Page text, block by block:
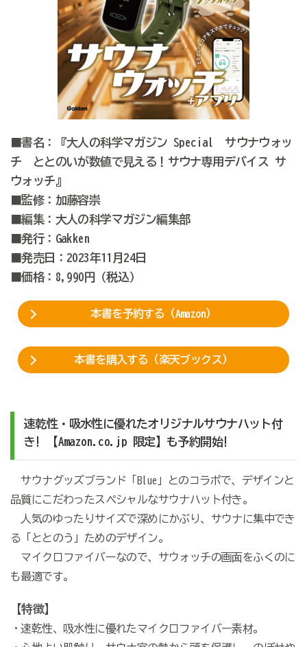
■書名：『大人の科学マガジン Special サウナウォッ
チ ととのいが数値で見える！サウナ専用デバイス サ
ウォッチ』
■監修：加藤容崇
■編集：大人の科学マガジン編集部
■発行：Gakken
■発売日：2023年11月24日
■価格：8,990円（税込）
本書を予約する（Amazon）
本書を購入する（楽天ブックス）
速乾性・吸水性に優れたオリジナルサウナハット付
き! 【Amazon.co.jp 限定】も予約開始!
サウナグッズブランド「Blue」とのコラボで、デザインと
品質にこだわったスペシャルなサウナハット付き。
人気のゆったりサイズで深めにかぶり、サウナに集中でき
る「ととのう」ためのデザイン。
マイクロファイバーなので、サウォッチの画面をふくのに
も最適です。
【特徴】
・速乾性、吸水性に優れたマイクロファイバー素材。